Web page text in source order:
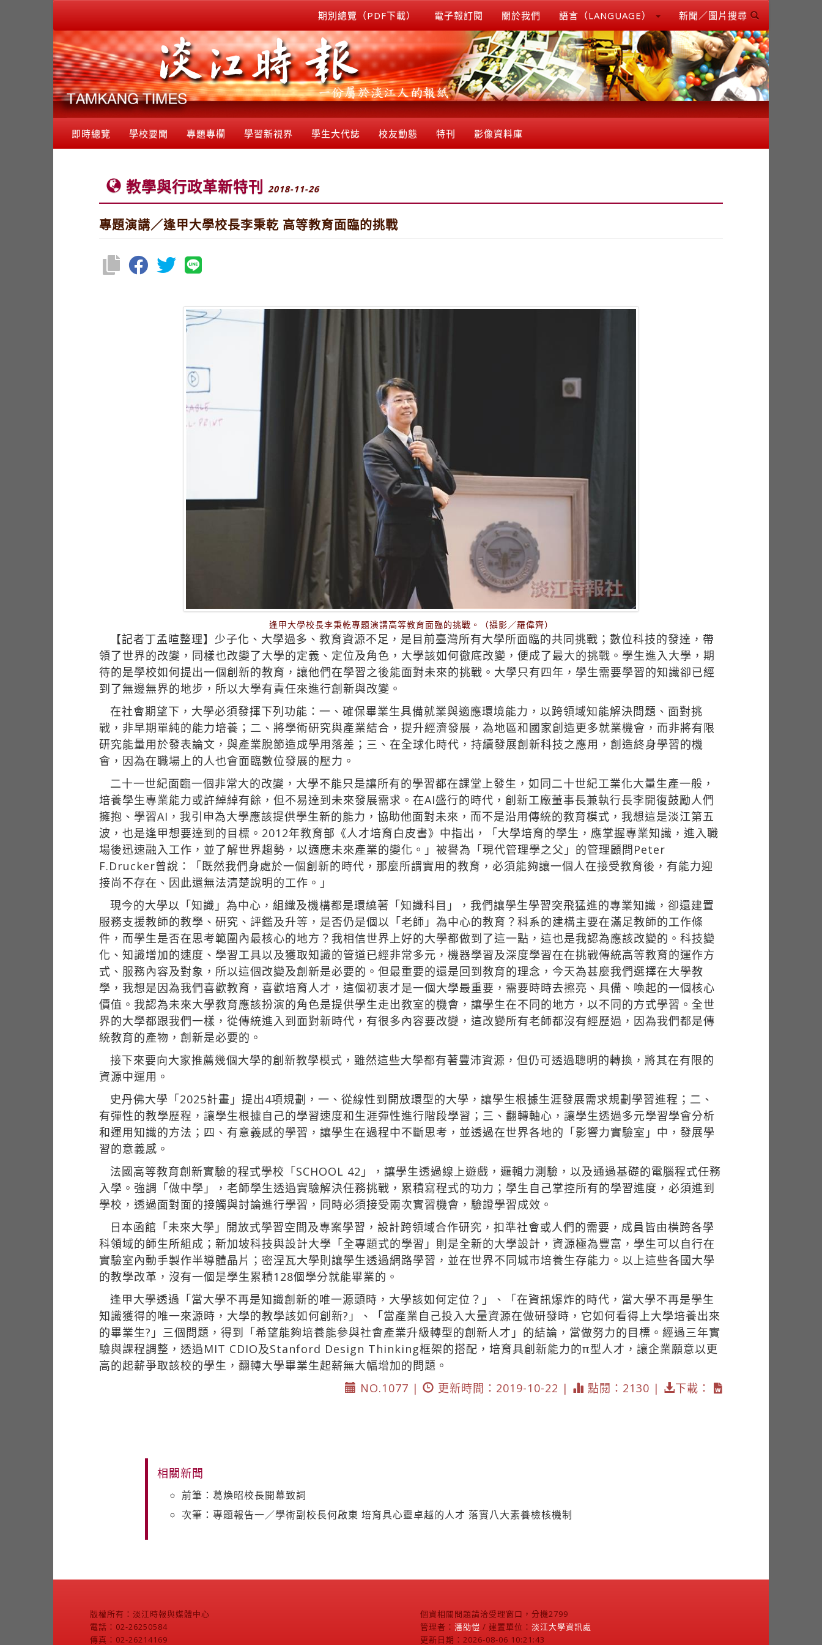
期別總覽（PDF下載） 電子報訂閱 關於我們 語言（LANGUAGE） 新聞／圖片搜尋
即時總覽 學校要聞 專題專欄 學習新視界 學生大代誌 校友動態 特刊 影像資料庫
教學與行政革新特刊 2018-11-26
專題演講／逢甲大學校長李秉乾 高等教育面臨的挑戰
逢甲大學校長李秉乾專題演講高等教育面臨的挑戰。（攝影／羅偉齊）
【記者丁孟暄整理】少子化、大學過多、教育資源不足，是目前臺灣所有大學所面臨的共同挑戰；數位科技的發達，帶
領了世界的改變，同樣也改變了大學的定義、定位及角色，大學該如何徹底改變，便成了最大的挑戰。學生進入大學，期
待的是學校如何提出一個創新的教育，讓他們在學習之後能面對未來的挑戰。大學只有四年，學生需要學習的知識卻已經
到了無邊無界的地步，所以大學有責任來進行創新與改變。
在社會期望下，大學必須發揮下列功能：一、確保畢業生具備就業與適應環境能力，以跨領域知能解決問題、面對挑
戰，非早期單純的能力培養；二、將學術研究與產業結合，提升經濟發展，為地區和國家創造更多就業機會，而非將有限
研究能量用於發表論文，與產業脫節造成學用落差；三、在全球化時代，持續發展創新科技之應用，創造終身學習的機
會，因為在職場上的人也會面臨數位發展的壓力。
二十一世紀面臨一個非常大的改變，大學不能只是讓所有的學習都在課堂上發生，如同二十世紀工業化大量生產一般，
培養學生專業能力或許綽綽有餘，但不易達到未來發展需求。在AI盛行的時代，創新工廠董事長兼執行長李開復鼓勵人們
擁抱、學習AI，我引申為大學應該提供學生新的能力，協助他面對未來，而不是沿用傳統的教育模式，我想這是淡江第五
波，也是逢甲想要達到的目標。2012年教育部《人才培育白皮書》中指出，「大學培育的學生，應掌握專業知識，進入職
場後迅速融入工作，並了解世界趨勢，以適應未來產業的變化。」被譽為「現代管理學之父」的管理顧問Peter
F.Drucker曾說：「既然我們身處於一個創新的時代，那麼所謂實用的教育，必須能夠讓一個人在接受教育後，有能力迎
接尚不存在、因此還無法清楚說明的工作。」
現今的大學以「知識」為中心，組織及機構都是環繞著「知識科目」，我們讓學生學習突飛猛進的專業知識，卻還建置
服務支援教師的教學、研究、評鑑及升等，是否仍是個以「老師」為中心的教育？科系的建構主要在滿足教師的工作條
件，而學生是否在思考範圍內最核心的地方？我相信世界上好的大學都做到了這一點，這也是我認為應該改變的。科技變
化、知識增加的速度、學習工具以及獲取知識的管道已經非常多元，機器學習及深度學習在在挑戰傳統高等教育的運作方
式、服務內容及對象，所以這個改變及創新是必要的。但最重要的還是回到教育的理念，今天為甚麼我們選擇在大學教
學，我想是因為我們喜歡教育，喜歡培育人才，這個初衷才是一個大學最重要，需要時時去擦亮、具備、喚起的一個核心
價值。我認為未來大學教育應該扮演的角色是提供學生走出教室的機會，讓學生在不同的地方，以不同的方式學習。全世
界的大學都跟我們一樣，從傳統進入到面對新時代，有很多內容要改變，這改變所有老師都沒有經歷過，因為我們都是傳
統教育的產物，創新是必要的。
接下來要向大家推薦幾個大學的創新教學模式，雖然這些大學都有著豐沛資源，但仍可透過聰明的轉換，將其在有限的
資源中運用。
史丹佛大學「2025計畫」提出4項規劃，一、從線性到開放環型的大學，讓學生根據生涯發展需求規劃學習進程；二、
有彈性的教學歷程，讓學生根據自己的學習速度和生涯彈性進行階段學習；三、翻轉軸心，讓學生透過多元學習學會分析
和運用知識的方法；四、有意義感的學習，讓學生在過程中不斷思考，並透過在世界各地的「影響力實驗室」中，發展學
習的意義感。
法國高等教育創新實驗的程式學校「SCHOOL 42」，讓學生透過線上遊戲，邏輯力測驗，以及通過基礎的電腦程式任務
入學。強調「做中學」，老師學生透過實驗解決任務挑戰，累積寫程式的功力；學生自己掌控所有的學習進度，必須進到
學校，透過面對面的接觸與討論進行學習，同時必須接受兩次實習機會，驗證學習成效。
日本函館「未來大學」開放式學習空間及專案學習，設計跨領域合作研究，扣準社會或人們的需要，成員皆由橫跨各學
科領域的師生所組成；新加坡科技與設計大學「全專題式的學習」則是全新的大學設計，資源極為豐富，學生可以自行在
實驗室內動手製作半導體晶片；密涅瓦大學則讓學生透過網路學習，並在世界不同城市培養生存能力。以上這些各國大學
的教學改革，沒有一個是學生累積128個學分就能畢業的。
逢甲大學透過「當大學不再是知識創新的唯一源頭時，大學該如何定位？」、「在資訊爆炸的時代，當大學不再是學生
知識獲得的唯一來源時，大學的教學該如何創新?」、「當產業自己投入大量資源在做研發時，它如何看得上大學培養出來
的畢業生?」三個問題，得到「希望能夠培養能參與社會產業升級轉型的創新人才」的結論，當做努力的目標。經過三年實
驗與課程調整，透過MIT CDIO及Stanford Design Thinking框架的搭配，培育具創新能力的π型人才，讓企業願意以更
高的起薪爭取該校的學生，翻轉大學畢業生起薪無大幅增加的問題。
NO.1077 |
更新時間：2019-10-22 | 點閱：2130 | 下載：
相關新聞
前筆：葛煥昭校長開幕致詞
次筆：專題報告一／學術副校長何啟東 培育具心靈卓越的人才 落實八大素養檢核機制
版權所有：淡江時報與媒體中心
電話：02-26250584
傳真：02-26214169
個資相關問題請洽受理窗口，分機2799
管理者： 潘劭愷 / 建置單位： 淡江大學資訊處
更新日期：2026-08-06 10:21:43